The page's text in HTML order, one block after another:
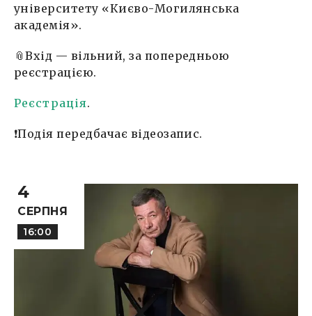
університету «Києво-Могилянська
академія».
📎Вхід — вільний, за попередньою
реєстрацією.
Реєстрація.
❗️Подія передбачає відеозапис.
4
СЕРПНЯ
16:00